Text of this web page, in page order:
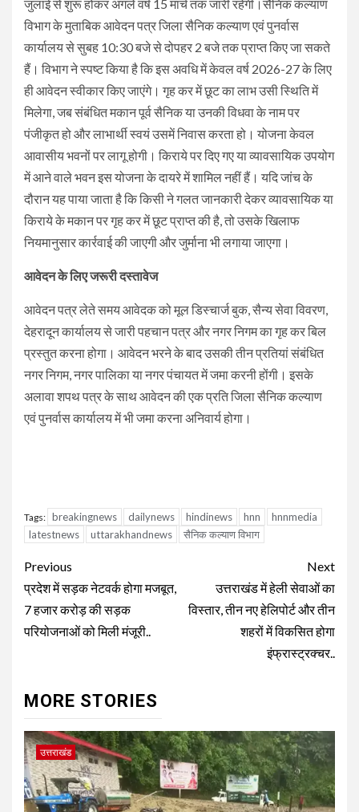
जुलाई से शुरू होकर अगले वर्ष 15 मार्च तक जारी रहेगी।सैनिक कल्याण
विभाग के मुताबिक आवेदन पत्र जिला सैनिक कल्याण एवं पुनर्वास
कार्यालय से सुबह 10:30 बजे से दोपहर 2 बजे तक प्राप्त किए जा सकते
हैं। विभाग ने स्पष्ट किया है कि इस अवधि में केवल वर्ष 2026-27 के लिए
ही आवेदन स्वीकार किए जाएंगे। गृह कर में छूट का लाभ उसी स्थिति में
मिलेगा, जब संबंधित मकान पूर्व सैनिक या उनकी विधवा के नाम पर
पंजीकृत हो और लाभार्थी स्वयं उसमें निवास करता हो। योजना केवल
आवासीय भवनों पर लागू होगी। किराये पर दिए गए या व्यावसायिक उपयोग
में आने वाले भवन इस योजना के दायरे में शामिल नहीं हैं। यदि जांच के
दौरान यह पाया जाता है कि किसी ने गलत जानकारी देकर व्यावसायिक या
किराये के मकान पर गृह कर में छूट प्राप्त की है, तो उसके खिलाफ
नियमानुसार कार्रवाई की जाएगी और जुर्माना भी लगाया जाएगा।
आवेदन के लिए जरूरी दस्तावेज
आवेदन पत्र लेते समय आवेदक को मूल डिस्चार्ज बुक, सैन्य सेवा विवरण,
देहरादून कार्यालय से जारी पहचान पत्र और नगर निगम का गृह कर बिल
प्रस्तुत करना होगा। आवेदन भरने के बाद उसकी तीन प्रतियां संबंधित
नगर निगम, नगर पालिका या नगर पंचायत में जमा करनी होंगी। इसके
अलावा शपथ पत्र के साथ आवेदन की एक प्रति जिला सैनिक कल्याण
एवं पुनर्वास कार्यालय में भी जमा करना अनिवार्य होगा।
Tags: breakingnews dailynews hindinews hnn
hnnmedia
latestnews
uttarakhandnews सैनिक कल्याण विभाग
Continue
Reading
Previous
प्रदेश में सड़क नेटवर्क होगा मजबूत,
7 हजार करोड़ की सड़क
परियोजनाओं को मिली मंजूरी..
Next
उत्तराखंड में हेली सेवाओं का
विस्तार, तीन नए हेलिपोर्ट और तीन
शहरों में विकसित होगा
इंफ्रास्ट्रक्चर..
MORE STORIES
उत्तराखंड